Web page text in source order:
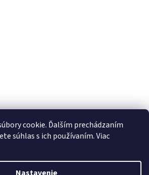
cookie. Ďalším prechádzaním
súhlas s ich používaním. Viac
0KS / €0